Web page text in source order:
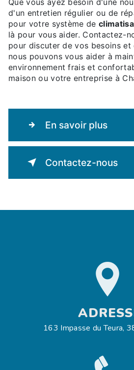
Que vous ayez besoin d'une
d'un entretien régulier ou de
pour votre système de
là pour vous aider. Contactez-
pour discuter de vos besoins
nous pouvons vous aider à
environnement frais et
maison ou votre entreprise à
En savoir plus
Contactez-nous
163 Impasse du Teura,